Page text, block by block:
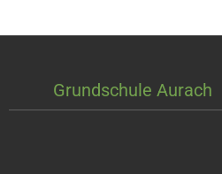
Grundschule Aurach